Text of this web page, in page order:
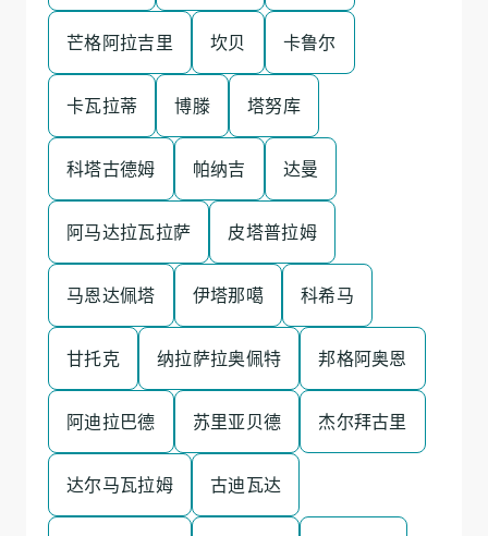
芒格阿拉吉里 坎贝 卡鲁尔
卡瓦拉蒂 博滕 塔努库
科塔古德姆 帕纳吉 达曼
阿马达拉瓦拉萨 皮塔普拉姆
马恩达佩塔 伊塔那噶 科希马
甘托克 纳拉萨拉奥佩特 邦格阿奥恩
阿迪拉巴德 苏里亚贝德 杰尔拜古里
达尔马瓦拉姆 古迪瓦达